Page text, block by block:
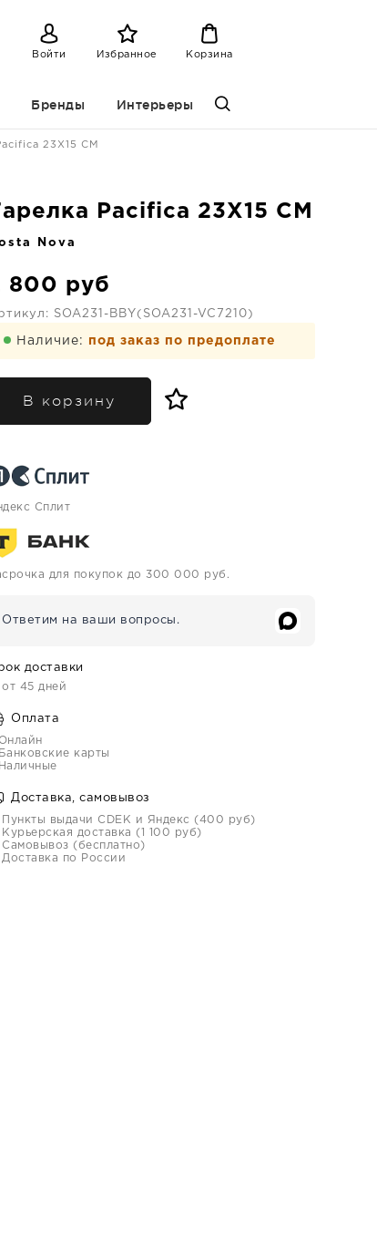
Войти Избранное Корзина
Бренды Интерьеры
23X15 CM
Pacifica 23X15 CM
Nova
800 руб
SOA231-BBY(SOA231-VC7210)
Наличие: под заказ по предоплате
В корзину
Сплит
для покупок до 300 000 руб.
Ответим на ваши вопросы.
доставки
45 дней
Оплата
карты
Доставка, самовывоз
выдачи CDEK и Яндекс (400 руб)
доставка (1 100 руб)
(бесплатно)
по России